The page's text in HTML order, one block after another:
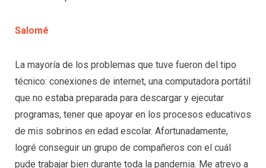
Salomé
La mayoría de los problemas que tuve fueron del tipo
técnico: conexiones de internet, una computadora portátil
que no estaba preparada para descargar y ejecutar
programas, tener que apoyar en los procesos educativos
de mis sobrinos en edad escolar. Afortunadamente,
logré conseguir un grupo de compañeros con el cuál
pude trabajar bien durante toda la pandemia. Me atrevo a